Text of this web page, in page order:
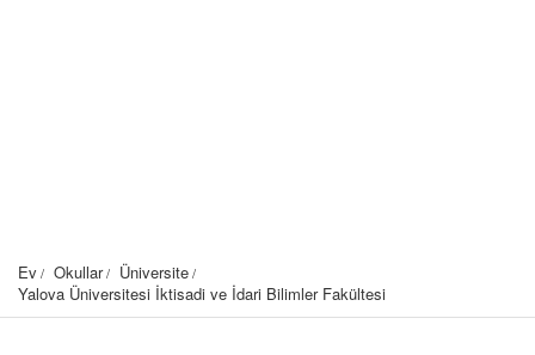
Ev Okullar
Üniversite
Yalova Üniversitesi İktisadi ve İdari Bilimler Fakültesi